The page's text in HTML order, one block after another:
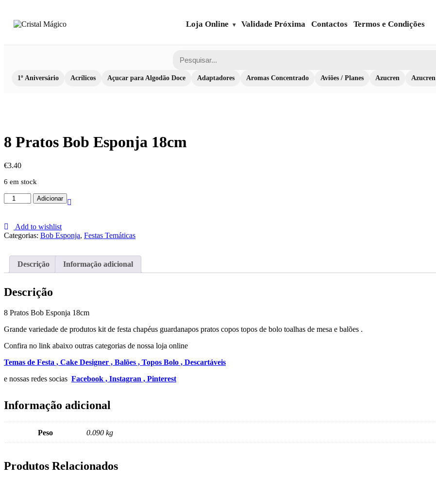
Loja Online Validade Próxima Contactos Termos e Condições
1º Aniversário Acrílicos Açucar para Algodão Doce Adaptadores Aromas Concentrado Aviões / Planes Azucren Azucren
8 Pratos Bob Esponja 18cm
€3.40
6 em stock
Quantidade
de
Pratos
Bob
Esponja
Adicionar
Add to wishlist
Categorias: Bob Esponja, Festas Temáticas
Descrição Informação adicional
Descrição
8 Pratos Bob Esponja 18cm
Grande variedade de produtos kit de festa chapéus guardanapos pratos copos topos de bolo toalhas de mesa e balões .
Confira no link abaixo outras categorias de nossa loja online
Temas de Festa , Cake Designer , Balões , Topos Bolo , Descartáveis
e nossas redes socias Facebook , Instagran , Pinterest
Informação adicional
Peso 0.090 kg
Produtos Relacionados